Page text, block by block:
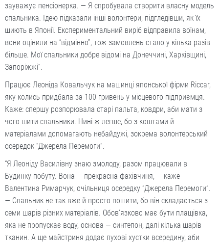
зауважує пенсіонерка. — Я спробувала створити власну модель
спальника. Ідею підказали інші волонтери, підгледівши, як їх
шиють в Японії. Експериментальний виріб відправила воїнам,
вони оцінили на “відмінно”, тож замовлень стало у кілька разів
більше. Мої спальники добре відомі на Донеччині, Харківщині,
Запоріжжі”.
Працює Леоніда Ковальчук на машинці японської фірми Riccar,
яку колись придбала за 100 гривень у місцевого підприємця.
Каже: спершу розпорювала старі пальта, ковдри, аби мати з
чого шити спальники. Нині ж легше, бо з коштами й
матеріалами допомагають небайдужі, зокрема волонтерський
осередок “Джерела Перемоги”.
“Я Леоніду Василівну знаю змолоду, разом працювали в
Будинку побуту. Вона — прекрасна фахівчиня, — каже
Валентина Римарчук, очільниця осередку “Джерела Перемоги”.
— Спальник не так вже й просто пошити, бо він складається з
семи шарів різних матеріалів. Обов’язково має бути плащівка,
яка не пропускає воду, основа — синтепон, далі кілька шарів
тканин. А ще майстриня додає пухові хустки всередину, аби